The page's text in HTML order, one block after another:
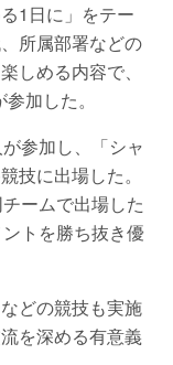
1日に」をテー
所属部署などの
しめる内容で、
加した。
参加し、「シャ
技に出場した。
ームで出場した
トを勝ち抜き優
どの競技も実施
を深める有意義